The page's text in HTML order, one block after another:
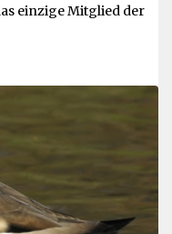
einzige Mitglied der